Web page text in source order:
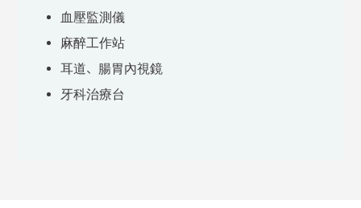
血壓監測儀
麻醉工作站
耳道、腸胃內視鏡
牙科治療台